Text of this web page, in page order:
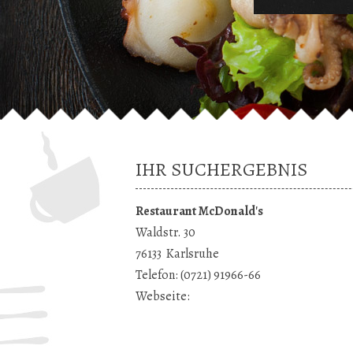
IHR SUCHERGEBNIS
Restaurant McDonald's
Waldstr. 30
76133 Karlsruhe
Telefon:(0721) 91966-66
Webseite: